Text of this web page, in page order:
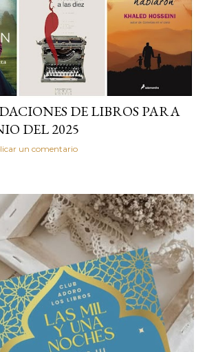
DE LIBROS PARA
DEL 2025
un comentario